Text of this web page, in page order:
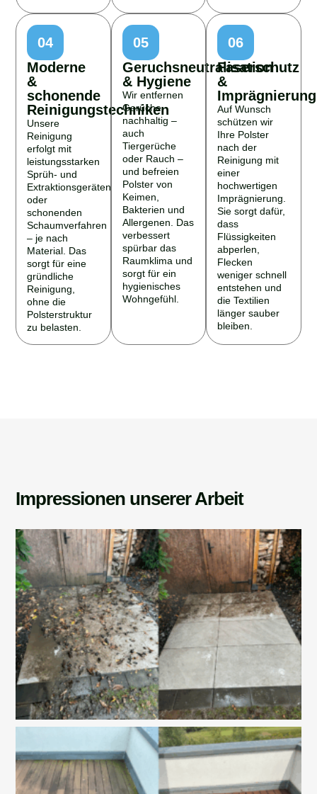
04
Moderne
&
schonende
Reinigungstechniken
Unsere
Reinigung
erfolgt mit
leistungsstarken
Sprüh- und
Extraktionsgeräten
oder
schonenden
Schaumverfahren
– je nach
Material. Das
sorgt für eine
gründliche
Reinigung,
ohne die
Polsterstruktur
zu belasten.
05
Geruchsneutralisation
& Hygiene
Wir entfernen
Gerüche
nachhaltig –
auch
Tiergerüche
oder Rauch –
und befreien
Polster von
Keimen,
Bakterien und
Allergenen. Das
verbessert
spürbar das
Raumklima und
sorgt für ein
hygienisches
Wohngefühl.
06
Faserschutz
&
Imprägnierung
Auf Wunsch
schützen wir
Ihre Polster
nach der
Reinigung mit
einer
hochwertigen
Imprägnierung.
Sie sorgt dafür,
dass
Flüssigkeiten
abperlen,
Flecken
weniger schnell
entstehen und
die Textilien
länger sauber
bleiben.
Impressionen unserer Arbeit